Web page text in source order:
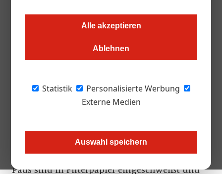
Alle akzeptieren
Ablehnen
Statistik
Personalisierte Werbung
Externe Medien
Auswahl speichern
Immer mehr Hersteller bieten Kapsel- bzw. Pads-Systeme
Einzelportionssysteme sind moderne
ehesten unter „easy – fast – clean“
zusammenfassen könnte.
Pads sind in Filterpapier eingeschweißt und